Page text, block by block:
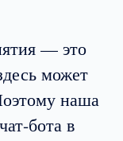
— это
может
наша
бота в